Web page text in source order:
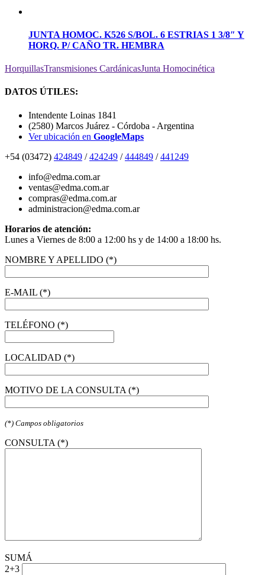
JUNTA HOMOC. K526 S/BOL. 6 ESTRIAS 1 3/8″ Y
HORQ. P/ CAÑO TR. HEMBRA
HorquillasTransmisiones CardánicasJunta Homocinética
DATOS ÚTILES:
Intendente Loinas 1841
(2580) Marcos Juárez - Córdoba - Argentina
Ver ubicación en GoogleMaps
+54 (03472) 424849 /424249 /444849 /441249
info@edma.com.ar
ventas@edma.com.ar
compras@edma.com.ar
administracion@edma.com.ar
Horarios de atención:
Lunes a Viernes de 8:00 a 12:00 hs y de 14:00 a 18:00 hs.
NOMBRE Y APELLIDO (*)
E-MAIL (*)
TELÉFONO (*)
LOCALIDAD (*)
MOTIVO DE LA CONSULTA (*)
(*) Campos obligatorios
CONSULTA (*)
SUMÁ
2+3